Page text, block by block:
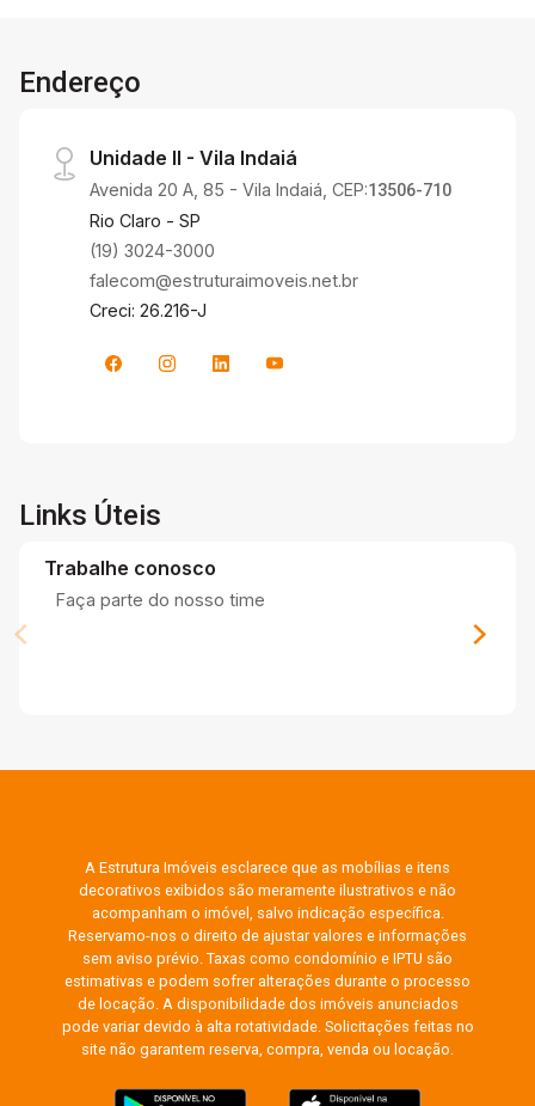
Endereço
Unidade II - Vila Indaiá
Avenida 20 A, 85 - Vila Indaiá, CEP:13506-710
Rio Claro - SP
(19) 3024-3000
falecom@estruturaimoveis.net.br
Creci: 26.216-J
Links Úteis
Trabalhe conosco
Faça parte do nosso time
A Estrutura Imóveis esclarece que as mobílias e itens
decorativos exibidos são meramente ilustrativos e não
acompanham o imóvel, salvo indicação específica.
Reservamo-nos o direito de ajustar valores e informações
sem aviso prévio. Taxas como condomínio e IPTU são
estimativas e podem sofrer alterações durante o processo
de locação. A disponibilidade dos imóveis anunciados
pode variar devido à alta rotatividade. Solicitações feitas no
site não garantem reserva, compra, venda ou locação.